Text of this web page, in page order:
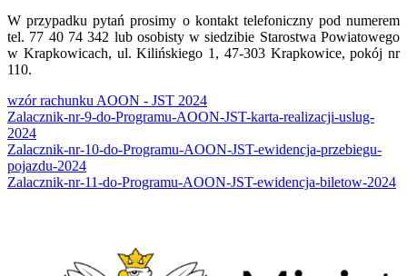
W przypadku pytań prosimy o kontakt telefoniczny pod numerem
tel. 77 40 74 342 lub osobisty w siedzibie Starostwa Powiatowego
w Krapkowicach, ul. Kilińskiego 1, 47-303 Krapkowice, pokój nr
110.
wzór rachunku AOON - JST 2024
Zalacznik-nr-9-do-Programu-AOON-JST-karta-realizacji-uslug-
2024
Zalacznik-nr-10-do-Programu-AOON-JST-ewidencja-przebiegu-
pojazdu-2024
Zalacznik-nr-11-do-Programu-AOON-JST-ewidencja-biletow-2024